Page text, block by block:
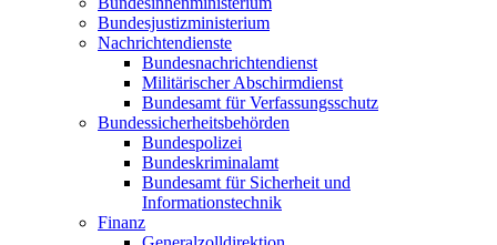
Bundesjustizministerium
Nachrichtendienste
Bundesnachrichtendienst
Militärischer Abschirmdienst
Bundesamt für Verfassungsschutz
Bundessicherheitsbehörden
Bundespolizei
Bundeskriminalamt
Bundesamt für Sicherheit und
Informationstechnik
Finanz